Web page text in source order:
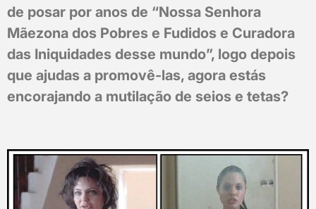
de posar por anos de “Nossa Senhora
Mãezona dos Pobres e Fudidos e Curadora
das Iniquidades desse mundo”, logo depois
que ajudas a promovê-las, agora estás
encorajando a mutilação de seios e tetas?